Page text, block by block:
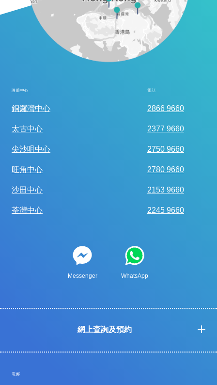
護眼中心 電話
銅鑼灣中心 2866 9660
太古中心 2377 9660
尖沙咀中心 2750 9660
旺角中心 2780 9660
沙田中心 2153 9660
荃灣中心 2245 9660
Messenger WhatsApp
網上查詢及預約
電郵